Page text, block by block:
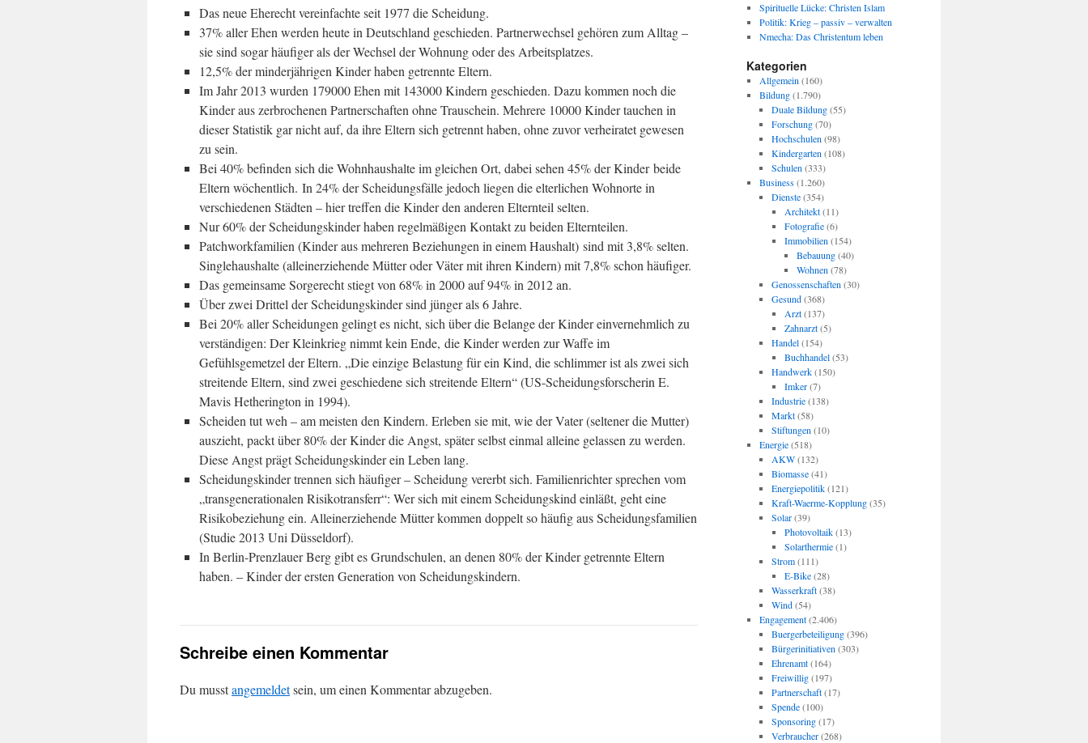
Das neue Eherecht vereinfachte seit 1977 die Scheidung.
37% aller Ehen werden heute in Deutschland geschieden. Partnerwechsel gehören zum Alltag –
sie sind sogar häufiger als der Wechsel der Wohnung oder des Arbeitsplatzes.
12,5% der minderjährigen Kinder haben getrennte Eltern.
Im Jahr 2013 wurden 179000 Ehen mit 143000 Kindern geschieden. Dazu kommen noch die
Kinder aus zerbrochenen Partnerschaften ohne Trauschein. Mehrere 10000 Kinder tauchen in
dieser Statistik gar nicht auf, da ihre Eltern sich getrennt haben, ohne zuvor verheiratet gewesen
zu sein.
Bei 40% befinden sich die Wohnhaushalte im gleichen Ort, dabei sehen 45% der Kinder beide
Eltern wöchentlich. In 24% der Scheidungsfälle jedoch liegen die elterlichen Wohnorte in
verschiedenen Städten – hier treffen die Kinder den anderen Elternteil selten.
Nur 60% der Scheidungskinder haben regelmäßigen Kontakt zu beiden Elternteilen.
Patchworkfamilien (Kinder aus mehreren Beziehungen in einem Haushalt) sind mit 3,8% selten.
Singlehaushalte (alleinerziehende Mütter oder Väter mit ihren Kindern) mit 7,8% schon häufiger.
Das gemeinsame Sorgerecht stiegt von 68% in 2000 auf 94% in 2012 an.
Über zwei Drittel der Scheidungskinder sind jünger als 6 Jahre.
Bei 20% aller Scheidungen gelingt es nicht, sich über die Belange der Kinder einvernehmlich zu
verständigen: Der Kleinkrieg nimmt kein Ende, die Kinder werden zur Waffe im
Gefühlsgemetzel der Eltern. „Die einzige Belastung für ein Kind, die schlimmer ist als zwei sich
streitende Eltern, sind zwei geschiedene sich streitende Eltern“ (US-Scheidungsforscherin E.
Mavis Hetherington in 1994).
Scheiden tut weh – am meisten den Kindern. Erleben sie mit, wie der Vater (seltener die Mutter)
auszieht, packt über 80% der Kinder die Angst, später selbst einmal alleine gelassen zu werden.
Diese Angst prägt Scheidungskinder ein Leben lang.
Scheidungskinder trennen sich häufiger – Scheidung vererbt sich. Familienrichter sprechen vom
„transgenerationalen Risikotransferr“: Wer sich mit einem Scheidungskind einläßt, geht eine
Risikobeziehung ein. Alleinerziehende Mütter kommen doppelt so häufig aus Scheidungsfamilien
(Studie 2013 Uni Düsseldorf).
In Berlin-Prenzlauer Berg gibt es Grundschulen, an denen 80% der Kinder getrennte Eltern
haben. – Kinder der ersten Generation von Scheidungskindern.
Schreibe einen Kommentar
Du musstangemeldetsein, um einen Kommentar abzugeben.
Spirituelle Lücke: Christen Islam
Politik: Krieg – passiv – verwalten
Nmecha: Das Christentum leben
Kategorien
Allgemein (160)
Bildung(1.790)
Duale Bildung(55)
Forschung(70)
Hochschulen (98)
Kindergarten (108)
Schulen (333)
Business(1.260)
Dienste(354)
Architekt(11)
Fotografie(6)
Immobilien (154)
Bebauung(40)
Wohnen (78)
Genossenschaften (30)
Gesund(368)
Arzt(137)
Zahnarzt(5)
Handel(154)
Buchhandel(53)
Handwerk(150)
Imker(7)
Industrie(138)
Markt(58)
Stiftungen (10)
Energie(518)
AKW(132)
Biomasse(41)
Energiepolitik(121)
Kraft-Waerme-Kopplung(35)
Solar(39)
Photovoltaik(13)
Solarthermie(1)
Strom(111)
E-Bike(28)
Wasserkraft(38)
Wind(54)
Engagement(2.406)
Buergerbeteiligung(396)
Bürgerinitiativen (303)
Ehrenamt(164)
Freiwillig(197)
Partnerschaft(17)
Spende(100)
Sponsoring(17)
Verbraucher(268)